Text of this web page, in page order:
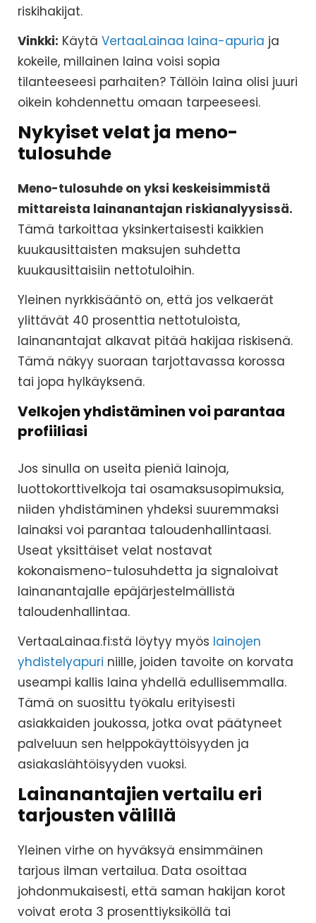
riskihakijat.
Vinkki: Käytä VertaaLainaa laina-apuria ja
kokeile, millainen laina voisi sopia
tilanteeseesi parhaiten? Tällöin laina olisi juuri
oikein kohdennettu omaan tarpeeseesi.
Nykyiset velat ja meno-
tulosuhde
Meno-tulosuhde on yksi keskeisimmistä
mittareista lainanantajan riskianalyysissä.
Tämä tarkoittaa yksinkertaisesti kaikkien
kuukausittaisten maksujen suhdetta
kuukausittaisiin nettotuloihin.
Yleinen nyrkkisääntö on, että jos velkaerät
ylittävät 40 prosenttia nettotuloista,
lainanantajat alkavat pitää hakijaa riskisenä.
Tämä näkyy suoraan tarjottavassa korossa
tai jopa hylkäyksenä.
Velkojen yhdistäminen voi parantaa
profiiliasi
Jos sinulla on useita pieniä lainoja,
luottokorttivelkoja tai osamaksusopimuksia,
niiden yhdistäminen yhdeksi suuremmaksi
lainaksi voi parantaa taloudenhallintaasi.
Useat yksittäiset velat nostavat
kokonaismeno-tulosuhdetta ja signaloivat
lainanantajalle epäjärjestelmällistä
taloudenhallintaa.
VertaaLainaa.fi:stä löytyy myös lainojen
yhdistelyapuri niille, joiden tavoite on korvata
useampi kallis laina yhdellä edullisemmalla.
Tämä on suosittu työkalu erityisesti
asiakkaiden joukossa, jotka ovat päätyneet
palveluun sen helppokäyttöisyyden ja
asiakaslähtöisyyden vuoksi.
Lainanantajien vertailu eri
tarjousten välillä
Yleinen virhe on hyväksyä ensimmäinen
tarjous ilman vertailua. Data osoittaa
johdonmukaisesti, että saman hakijan korot
voivat erota 3 prosenttiyksiköllä tai